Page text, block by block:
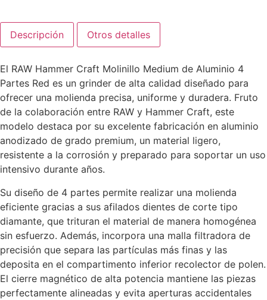
Descripción Otros detalles
El RAW Hammer Craft Molinillo Medium de Aluminio 4
Partes Red es un grinder de alta calidad diseñado para
ofrecer una molienda precisa, uniforme y duradera. Fruto
de la colaboración entre RAW y Hammer Craft, este
modelo destaca por su excelente fabricación en aluminio
anodizado de grado premium, un material ligero,
resistente a la corrosión y preparado para soportar un uso
intensivo durante años.
Su diseño de 4 partes permite realizar una molienda
eficiente gracias a sus afilados dientes de corte tipo
diamante, que trituran el material de manera homogénea
sin esfuerzo. Además, incorpora una malla filtradora de
precisión que separa las partículas más finas y las
deposita en el compartimento inferior recolector de polen.
El cierre magnético de alta potencia mantiene las piezas
perfectamente alineadas y evita aperturas accidentales